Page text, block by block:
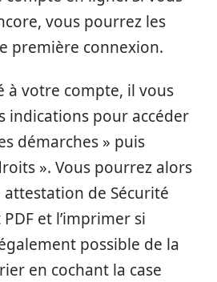
vous pourrez les
première connexion.
à votre compte, il vous
indications pour accéder
démarches » puis
». Vous pourrez alors
de Sécurité
et l’imprimer si
possible de la
en cochant la case